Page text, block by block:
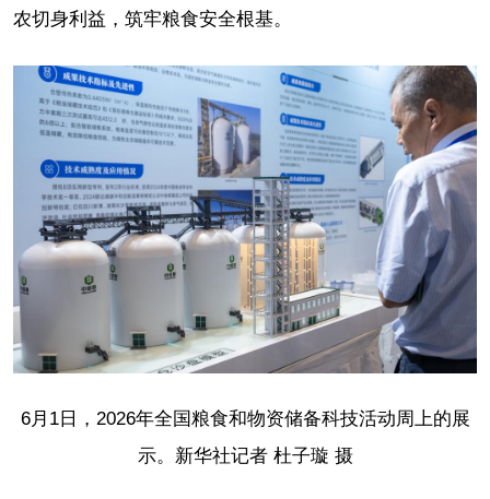
农切身利益，筑牢粮食安全根基。
6月1日，2026年全国粮食和物资储备科技活动周上的展
示。新华社记者 杜子璇 摄